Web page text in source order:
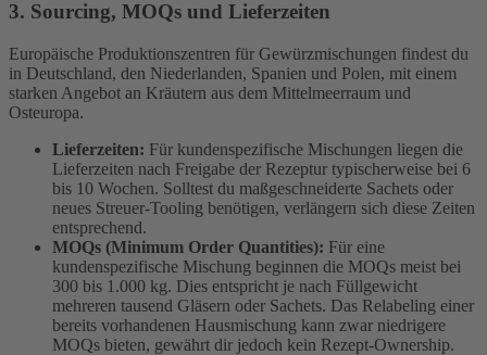
3. Sourcing, MOQs und Lieferzeiten
Europäische Produktionszentren für Gewürzmischungen findest du
in Deutschland, den Niederlanden, Spanien und Polen, mit einem
starken Angebot an Kräutern aus dem Mittelmeerraum und
Osteuropa.
Lieferzeiten: Für kundenspezifische Mischungen liegen die
Lieferzeiten nach Freigabe der Rezeptur typischerweise bei 6
bis 10 Wochen. Solltest du maßgeschneiderte Sachets oder
neues Streuer-Tooling benötigen, verlängern sich diese Zeiten
entsprechend.
MOQs (Minimum Order Quantities): Für eine
kundenspezifische Mischung beginnen die MOQs meist bei
300 bis 1.000 kg. Dies entspricht je nach Füllgewicht
mehreren tausend Gläsern oder Sachets. Das Relabeling einer
bereits vorhandenen Hausmischung kann zwar niedrigere
MOQs bieten, gewährt dir jedoch kein Rezept-Ownership.